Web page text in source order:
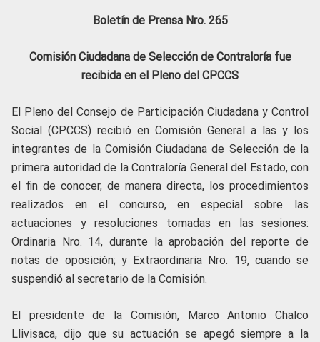
Boletín de Prensa Nro. 265
Comisión Ciudadana de Selección de Contraloría fue
recibida en el Pleno del CPCCS
El Pleno del Consejo de Participación Ciudadana y Control
Social (CPCCS) recibió en Comisión General a las y los
integrantes de la Comisión Ciudadana de Selección de la
primera autoridad de la Contraloría General del Estado, con
el fin de conocer, de manera directa, los procedimientos
realizados en el concurso, en especial sobre las
actuaciones y resoluciones tomadas en las sesiones:
Ordinaria Nro. 14, durante la aprobación del reporte de
notas de oposición; y Extraordinaria Nro. 19, cuando se
suspendió al secretario de la Comisión.
El presidente de la Comisión, Marco Antonio Chalco
Llivisaca, dijo que su actuación se apegó siempre a la